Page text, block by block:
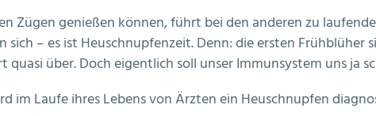
Zügen genießen können, führt bei den anderen zu
– es ist Heuschnupfenzeit. Denn: die ersten
quasi über. Doch eigentlich soll unser Immunsystem uns ja
im Laufe ihres Lebens von Ärzten ein Heuschnupfen